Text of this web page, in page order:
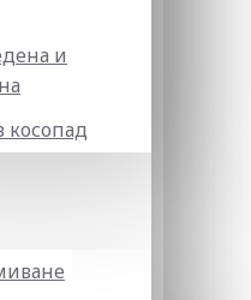
и
косопад